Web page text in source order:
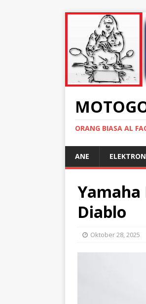
ORANG BIASA AL
ANE
Yamaha
Diablo
Oktober 28, 2025